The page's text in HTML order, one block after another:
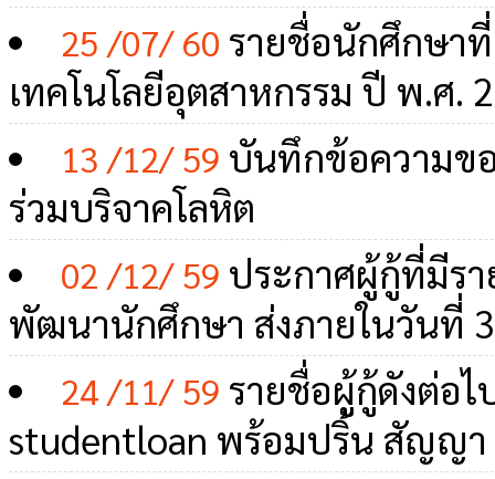
25 /07/ 60 รายชื่อนักศึกษา
เทคโนโลยีอุตสาหกรรม ปี พ.ศ.
13 /12/ 59 บันทึกข้อความข
ร่วมบริจาคโลหิต
02 /12/ 59 ประกาศผู้กู้ที่มีร
พัฒนานักศึกษา ส่งภายในวันที่
24 /11/ 59 รายชื่อผู้กู้ดังต่อ
studentloan พร้อมปริ้น สัญญา